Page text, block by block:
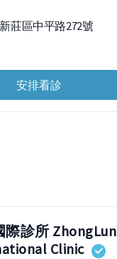
莊區中平路272號
安排看診
際診所 ZhongLun
Clinic